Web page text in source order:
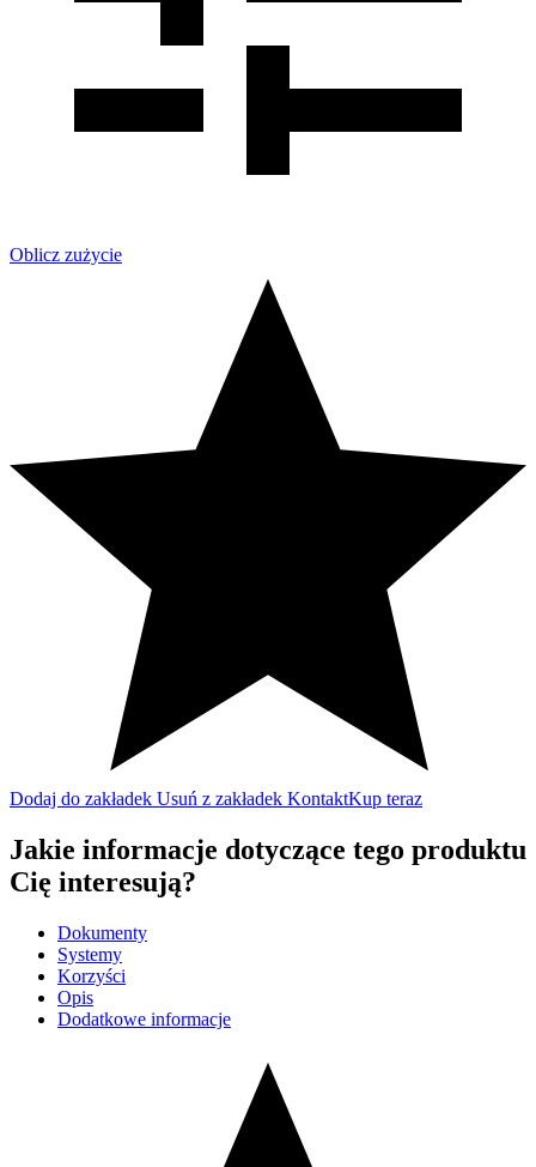
Oblicz zużycie
Dodaj do zakładek Usuń z zakładek KontaktKup teraz
Jakie informacje dotyczące tego produktu
Cię interesują?
Dokumenty
Systemy
Korzyści
Opis
Dodatkowe informacje